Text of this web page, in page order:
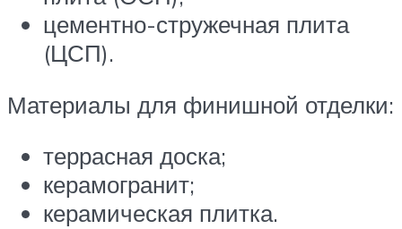
цементно-стружечная плита
(ЦСП).
Материалы для финишной отделки:
террасная доска;
керамогранит;
керамическая плитка.